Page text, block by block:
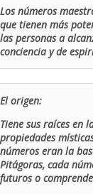
Los números
que tienen más
las personas a
conciencia y de
El origen:
Tiene sus raíces en
propiedades
números eran la
Pitágoras, cada
futuros o